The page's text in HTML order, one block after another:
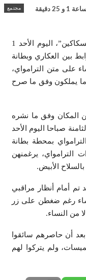
مجتمع
هاجم أربع أشخاص يحملون “السيوف والسكاكين”، اليوم الأحد 1
بين العكاري وبطانة
على متن الترامواي،
ما يملكون وفق ما صرح
المكان وفق ما نشره
صباحا اليوم الأحد
بمحطة بطانة
الترامواي، يرغمنهن
الأبيض.
تم أمام أنظار مراقبي
رغم ضغطن على زر
من النساء.
أن حاصرهم سائقوا
ولم يتركوا لهم